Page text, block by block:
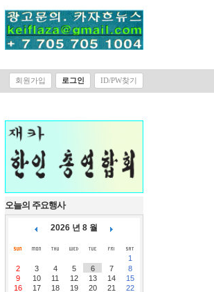
회원가입 로그인 ID/PW찾기
오늘의 주요행사
2026 년 8 월
1
2
3 4 5 6 7
8
9
10 11 12 13 14
15
16
17 18 19 20 21
22